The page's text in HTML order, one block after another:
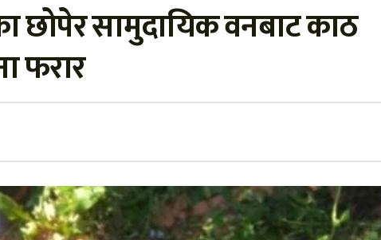
छोपेर सामुदायिक वनबाट काठ
फरार